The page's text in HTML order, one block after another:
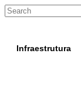
Infraestrutura